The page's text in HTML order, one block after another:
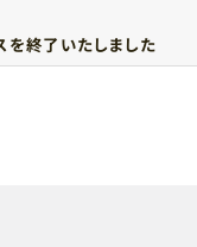
を終了いたしました